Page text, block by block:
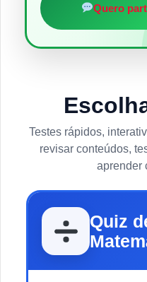
Quero
Testes rápidos,
revisar conteúdos,
aprender
Quiz